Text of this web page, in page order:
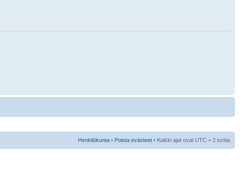
Henkilökunta • Poista evästeet • Kaikki ajat ovat UTC + 2 tuntia